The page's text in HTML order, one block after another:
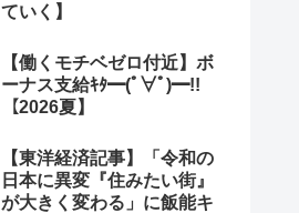
ていく】
【働くモチベゼロ付近】ボ
ーナス支給ｷﾀ━(ﾟ∀ﾟ)━!!
【2026夏】
【東洋経済記事】「令和の
日本に異変『住みたい街』
が大きく変わる」に飯能キ